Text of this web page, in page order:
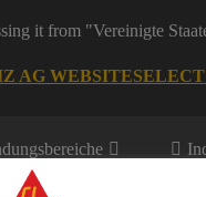
it from "Vereinigte
AG WEBSITE